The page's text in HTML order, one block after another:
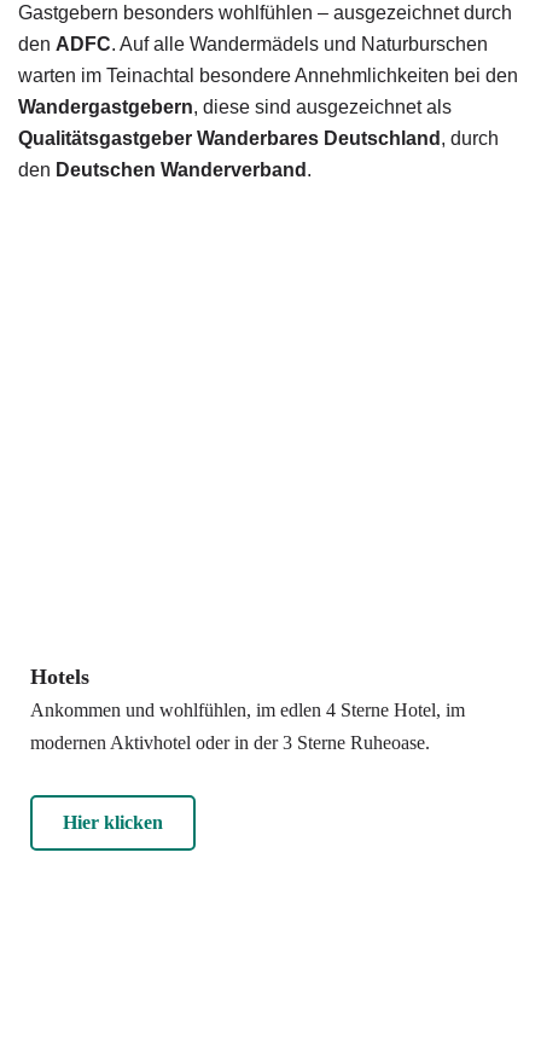
Gastgebern besonders wohlfühlen – ausgezeichnet durch
den ADFC. Auf alle Wandermädels und Naturburschen
warten im Teinachtal besondere Annehmlichkeiten bei den
Wandergastgebern, diese sind ausgezeichnet als
Qualitätsgastgeber Wanderbares Deutschland , durch
den Deutschen Wanderverband .
Hotels
Ankommen und wohlfühlen, im edlen 4 Sterne Hotel, im
modernen Aktivhotel oder in der 3 Sterne Ruheoase.
Hier klicken